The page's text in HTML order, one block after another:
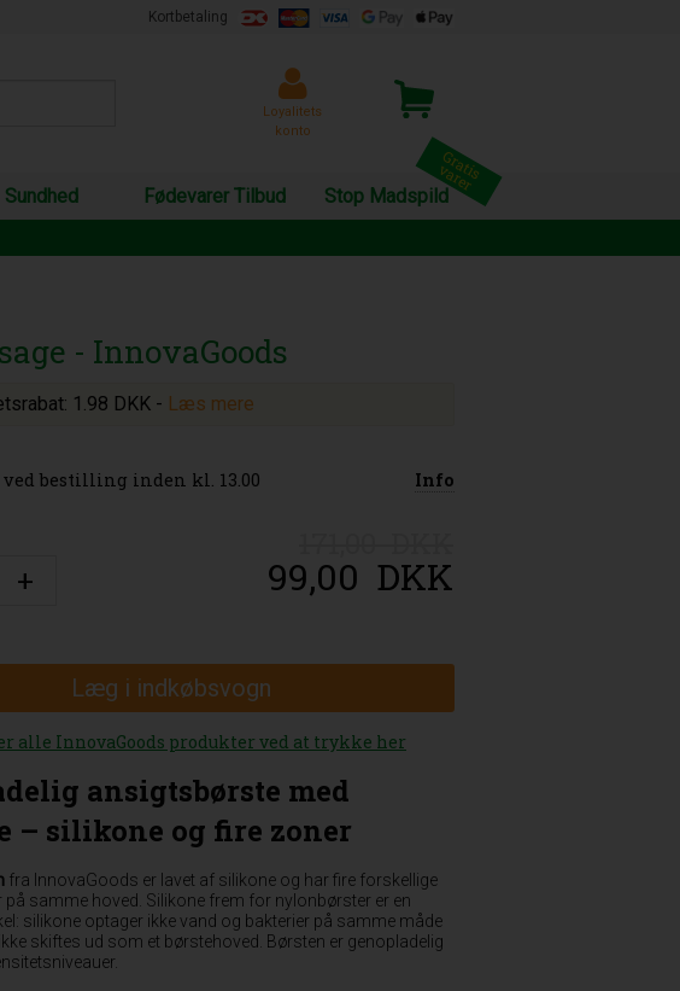
Kortbetaling
Loyalitets
konto
Sundhed Fødevarer Tilbud Stop Madspild
- InnovaGoods
1.98 DKK - Læs mere
ved bestilling inden kl. 13.00
Info
99,00 DKK
Læg i indkøbsvogn
alle InnovaGoods produkter ved at trykke her
ansigtsbørste med
– silikone og fire zoner
fra InnovaGoods er lavet af silikone og har fire forskellige
på samme hoved. Silikone frem for nylonbørster er en
silikone optager ikke vand og bakterier på samme måde
skiftes ud som et børstehoved. Børsten er genopladelig